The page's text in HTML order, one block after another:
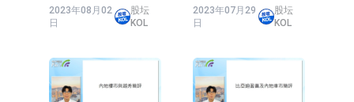
2023年08月02
日
股坛
KOL
2023年07月29
日
股坛
KOL